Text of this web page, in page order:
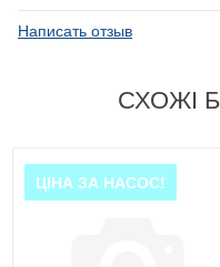
Написать отзыв
СХОЖІ
ЦІНА ЗА НАСОС!